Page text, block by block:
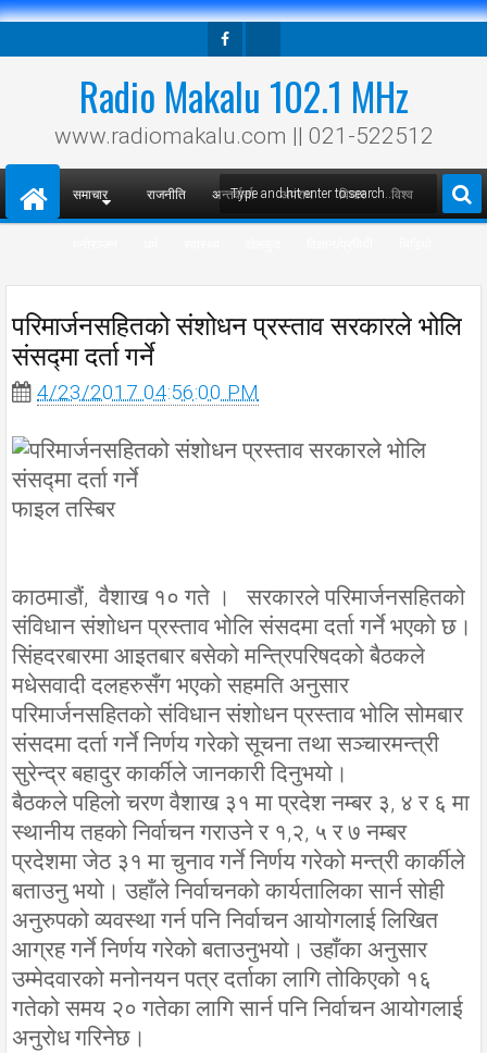
Radio Makalu 102.1 MHz
www.radiomakalu.com || 021-522512
समाचार राजनीति अन्तर्वार्ता अपराध विचार विश्व
परिमार्जनसहितको संशोधन प्रस्ताव सरकारले भोलि
संसद्‍मा दर्ता गर्ने
4/23/2017 04:56:00 PM
फाइल तस्बिर
काठमाडौं, वैशाख १० गते । सरकारले परिमार्जनसहितको
संविधान संशोधन प्रस्ताव भोलि संसदमा दर्ता गर्ने भएको छ।
सिंहदरबारमा आइतबार बसेको मन्त्रिपरिषदको बैठकले
मधेसवादी दलहरुसँग भएको सहमति अनुसार
परिमार्जनसहितको संविधान संशोधन प्रस्ताव भोलि सोमबार
संसदमा दर्ता गर्ने निर्णय गरेको सूचना तथा सञ्चारमन्त्री
सुरेन्द्र बहादुर कार्कीले जानकारी दिनुभयो।
बैठकले पहिलो चरण वैशाख ३१ मा प्रदेश नम्बर ३, ४ र ६ मा
स्थानीय तहको निर्वाचन गराउने र १,२, ५ र ७ नम्बर
प्रदेशमा जेठ ३१ मा चुनाव गर्ने निर्णय गरेको मन्त्री कार्कीले
बताउनु भयो। उहाँले निर्वाचनको कार्यतालिका सार्न सोही
अनुरुपको व्यवस्था गर्न पनि निर्वाचन आयोगलाई लिखित
आग्रह गर्ने निर्णय गरेको बताउनुभयो। उहाँका अनुसार
उम्मेदवारको मनोनयन पत्र दर्ताका लागि तोकिएको १६
गतेको समय २० गतेका लागि सार्न पनि निर्वाचन आयोगलाई
अनुरोध गरिनेछ।